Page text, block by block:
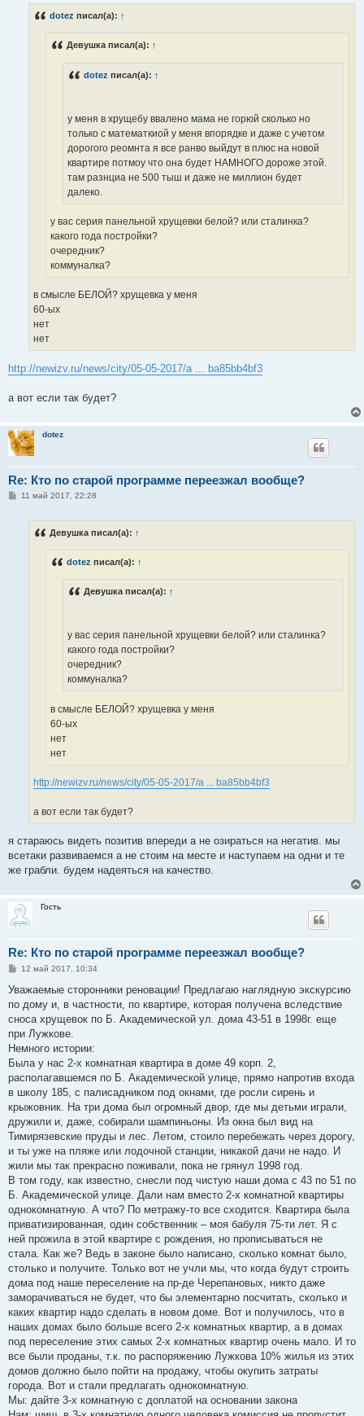
dotez писал(а): ↑
Девушка писал(а): ↑
dotez писал(а): ↑
у меня в хрущебу ввалено мама не горюй сколько но
только с математкиой у меня впорядке и даже с учетом
дорогого реомнта я все ранво выйдут в плюс на новой
квартире потмоу что она будет НАМНОГО дороже этой.
там разнциа не 500 тыш и даже не миллион будет
далеко.
у вас серия панельной хрущевки белой? или сталинка?
какого года постройки?
очередник?
коммуналка?
в смысле БЕЛОЙ? хрущевка у меня
60-ых
нет
нет
http://newizv.ru/news/city/05-05-2017/a ... ba85bb4bf3
а вот если так будет?
dotez
Re: Кто по старой программе переезжал вообще?
С11 май 2017, 22:28
Девушка писал(а): ↑
dotez писал(а): ↑
Девушка писал(а): ↑
у вас серия панельной хрущевки белой? или сталинка?
какого года постройки?
очередник?
коммуналка?
в смысле БЕЛОЙ? хрущевка у меня
60-ых
нет
нет
http://newizv.ru/news/city/05-05-2017/a ... ba85bb4bf3
а вот если так будет?
я стараюсь видеть позитив впереди а не озираться на негатив. мы
всетаки развиваемся а не стоим на месте и наступаем на одни и те
же грабли. будем надеяться на качество.
Гость
Re: Кто по старой программе переезжал вообще?
С
о
щ
е
и
е
12 май 2017, 10:34
Уважаемые сторонники реновации! Предлагаю наглядную экскурсию
по дому и, в частности, по квартире, которая получена вследствие
сноса хрущевок по Б. Академической ул. дома 43-51 в 1998г. еще
при Лужкове.
Немного истории:
Была у нас 2-х комнатная квартира в доме 49 корп. 2,
располагавшемся по Б. Академической улице, прямо напротив входа
в школу 185, с палисадником под окнами, где росли сирень и
крыжовник. На три дома был огромный двор, где мы детьми играли,
дружили и, даже, собирали шампиньоны. Из окна был вид на
Тимирязевские пруды и лес. Летом, стоило перебежать через дорогу,
и ты уже на пляже или лодочной станции, никакой дачи не надо. И
жили мы так прекрасно поживали, пока не грянул 1998 год.
В том году, как известно, снесли под чистую наши дома с 43 по 51 по
Б. Академической улице. Дали нам вместо 2-х комнатной квартиры
однокомнатную. А что? По метражу-то все сходится. Квартира была
приватизированная, один собственник – моя бабуля 75-ти лет. Я с
ней прожила в этой квартире с рождения, но прописываться не
стала. Как же? Ведь в законе было написано, сколько комнат было,
столько и получите. Только вот не учли мы, что когда будут строить
дома под наше переселение на пр-де Черепановых, никто даже
заморачиваться не будет, что бы элементарно посчитать, сколько и
каких квартир надо сделать в новом доме. Вот и получилось, что в
наших домах было больше всего 2-х комнатных квартир, а в домах
под переселение этих самых 2-х комнатных квартир очень мало. И то
все были проданы, т.к. по распоряжению Лужкова 10% жилья из этих
домов должно было пойти на продажу, чтобы окупить затраты
города. Вот и стали предлагать однокомнатную.
Мы: дайте 3-х комнатную с доплатой на основании закона